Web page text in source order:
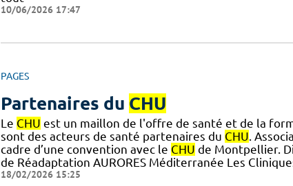
10/06/2026 17:47
PAGES
Partenaires du CHU
Le CHU est un maillon de l'offre de santé et de la
sont des acteurs de santé partenaires du CHU.
cadre d’une convention avec le CHU de Montpellier.
de Réadaptation AURORES Méditerranée Les
18/02/2026 15:25